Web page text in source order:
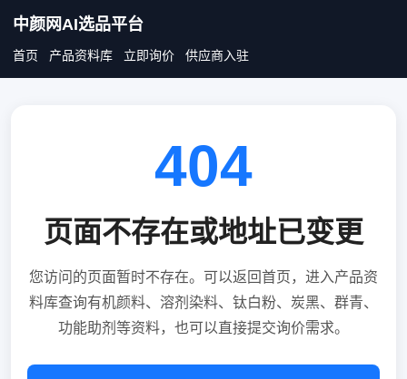
中颜网AI选品平台
首页 产品资料库 立即询价 供应商入驻
404
页面不存在或地址已变更
您访问的页面暂时不存在。可以返回首页，进入产品资
料库查询有机颜料、溶剂染料、钛白粉、炭黑、群青、
功能助剂等资料，也可以直接提交询价需求。